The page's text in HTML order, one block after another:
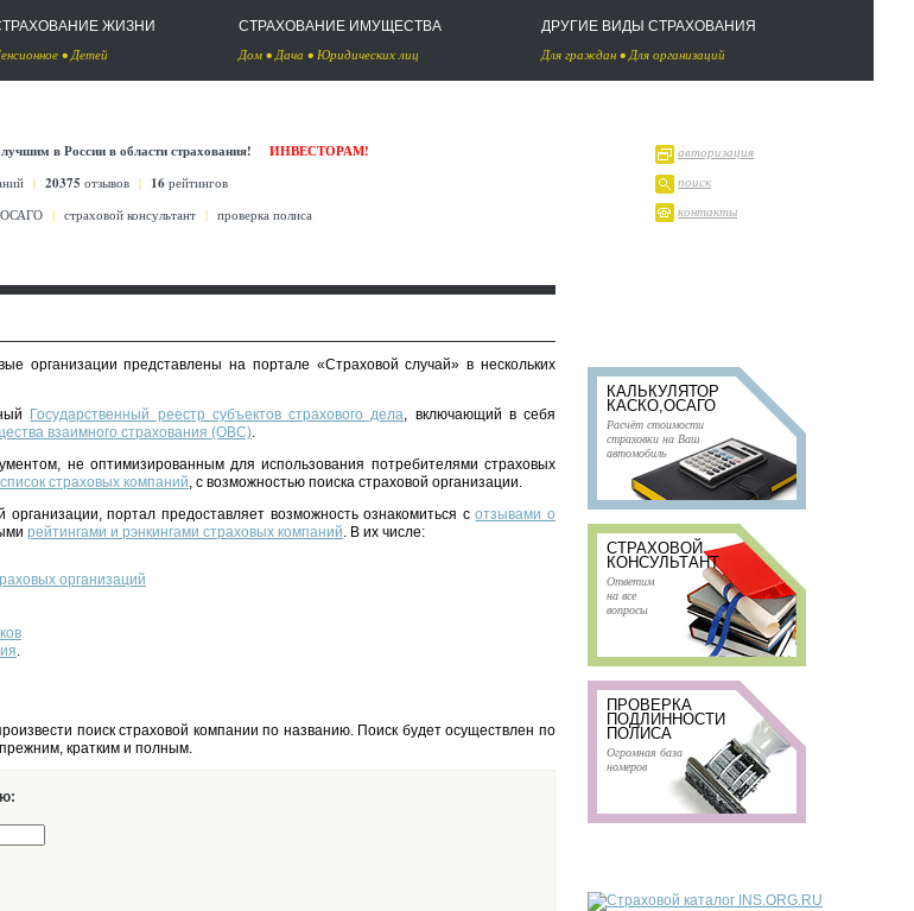
ЖИЗНИ
•Детей
СТРАХОВАНИЕ ИМУЩЕСТВА
Дом •Дача • Юридических лиц
ДРУГИЕ ВИДЫ СТРАХОВАНИЯ
Для граждан •Для организаций
в России в области страхования!
ИНВЕСТОРАМ!
| 20375 отзывов | 16 рейтингов
ОСАГО | страховой консультант | проверка полиса
авторизация
поиск
контакты
организации представлены на портале «Страховой случай» в нескольких
Государственный реестр субъектов страхового дела, включающий в себя
взаимного страхования (ОВС).
не оптимизированным для использования потребителями страховых
список страховых компаний, с возможностью поиска страховой организации.
организации, портал предоставляет возможность ознакомиться сотзывами о
рейтингами и рэнкингами страховых компаний. В их числе:
организаций
.
поиск страховой компании по названию. Поиск будет осуществлен по
кратким и полным.
КАЛЬКУЛЯТОР
КАСКО,ОСАГО
Расчёт стоимости
страховки на Ваш
автомобиль
СТРАХОВОЙ
КОНСУЛЬТАНТ
Ответим
на все
вопросы
ПРОВЕРКА
ПОДЛИННОСТИ
ПОЛИСА
Огромная база
номеров